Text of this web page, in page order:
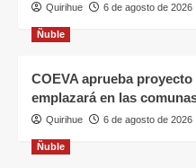
Quirihue 6 de agosto de 2026
Ñuble
COEVA aprueba
emplazará en las
Quirihue 6 de agosto de 2026
Ñuble